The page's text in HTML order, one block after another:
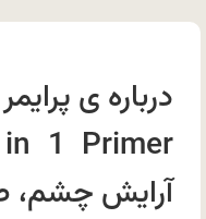
آرایش چشم،